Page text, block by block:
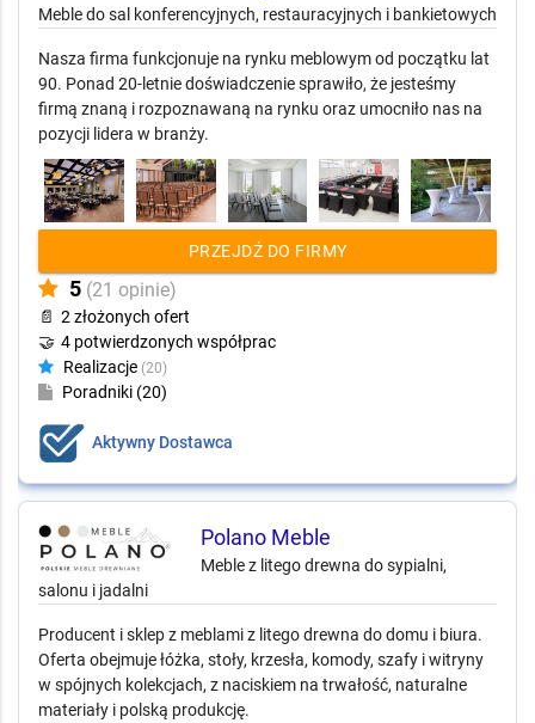
Meble do sal konferencyjnych, restauracyjnych i bankietowych
Nasza firma funkcjonuje na rynku meblowym od początku lat
90. Ponad 20-letnie doświadczenie sprawiło, że jesteśmy
firmą znaną i rozpoznawaną na rynku oraz umocniło nas na
pozycji lidera w branży.
PRZEJDŹ DO FIRMY
5 (21 opinie)
📄 2 złożonych ofert
🤝 4 potwierdzonych współprac
Realizacje (20)
Poradniki (20)
Aktywny Dostawca
Polano Meble
Meble z litego drewna do sypialni,
salonu i jadalni
Producent i sklep z meblami z litego drewna do domu i biura.
Oferta obejmuje łóżka, stoły, krzesła, komody, szafy i witryny
w spójnych kolekcjach, z naciskiem na trwałość, naturalne
materiały i polską produkcję.